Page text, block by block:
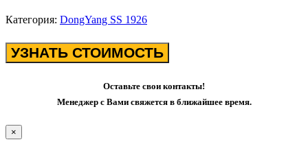
Категория: DongYang SS 1926
УЗНАТЬ СТОИМОСТЬ
Оставьте свои контакты!
Менеджер с Вами свяжется в ближайшее время.
×